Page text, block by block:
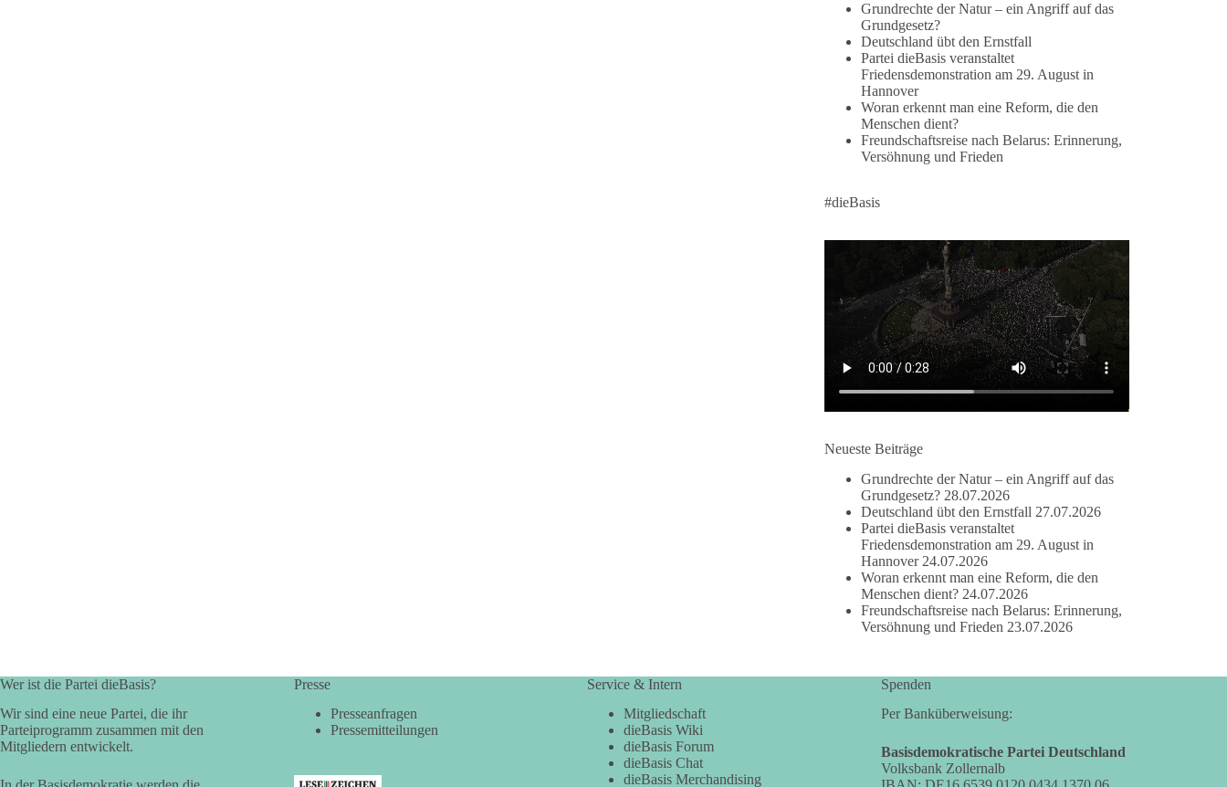
Die Landtagswahl 2026 in Sachsen-Anhalt findet
am 6. September statt. Die Inhalte stehen – jetzt
müssen sie gesehen, geteilt und diskutiert werden.
Folge unseren Kanälen:
Facebook:
https://www.facebook.com/groups/diebasissachse
nanhalt/
Instragram:
halt/
https://www.tiktok.com/@diebasis_sachsenanhalt
https://x.com/DieBasisLSA
https://www.youtube.com/dieBasisSachsenAnhalt
🟩🟩🟦🟦🟥🟥🟧🟧
Like, teile und kommentiere unsere Beiträge,
damit noch mehr Menschen mitbekommen, wofür
wir stehen und warum es sich lohnt, dieBasis zu
Mehr Infos:https://diebasis-st.de/wahlprogramm/
#dieBasis #Landtagswahl #SachsenAnhalt
#DeineStimmezählt #jetztunterstützen
58 6 14 Auf Facebook ansehen
DieBasis
2 Tage(n) zuvor
🔎 Über 100-mal keine Antwort.
Anthony Fauci, Immunologe und Berater des
Anhörung des US-Senats auf mehr als 100
Fragen die Aussage verweigert. Die juristische
Grundrechte der Natur – ein Angriff auf das
Grundgesetz?
Deutschland übt den Ernstfall
Partei dieBasis veranstaltet
Friedensdemonstration am 29. August in
Hannover
Woran erkennt man eine Reform, die den
Menschen dient?
Freundschaftsreise nach Belarus: Erinnerung,
Versöhnung und Frieden
#dieBasis
Neueste Beiträge
Grundrechte der Natur – ein Angriff auf das
Grundgesetz? 28.07.2026
Deutschland übt den Ernstfall 27.07.2026
Partei dieBasis veranstaltet
Friedensdemonstration am 29. August in
Hannover 24.07.2026
Woran erkennt man eine Reform, die den
Menschen dient? 24.07.2026
Freundschaftsreise nach Belarus: Erinnerung,
Versöhnung und Frieden 23.07.2026
Wer ist die Partei dieBasis?
Wir sind eine neue Partei, die ihr
Parteiprogramm zusammen mit den
Mitgliedern entwickelt.
Presse
Presseanfragen
Pressemitteilungen
Service & Intern
Mitgliedschaft
dieBasis Wiki
dieBasis Forum
dieBasis Chat
dieBasis Merchandising
Spenden
Per Banküberweisung:
Basisdemokratische Partei Deutschland
Volksbank Zollernalb